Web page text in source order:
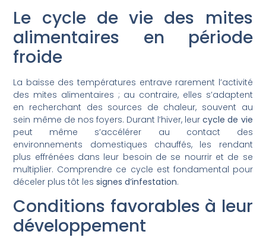
Le cycle de vie des mites
alimentaires en période
froide
La baisse des températures entrave rarement l’activité
des mites alimentaires ; au contraire, elles s’adaptent
en recherchant des sources de chaleur, souvent au
sein même de nos foyers. Durant l’hiver, leurcycle de vie
peut même s’accélérer au contact des
environnements domestiques chauffés, les rendant
plus effrénées dans leur besoin de se nourrir et de se
multiplier. Comprendre ce cycle est fondamental pour
déceler plus tôt lessignes d’infestation.
Conditions favorables à leur
développement